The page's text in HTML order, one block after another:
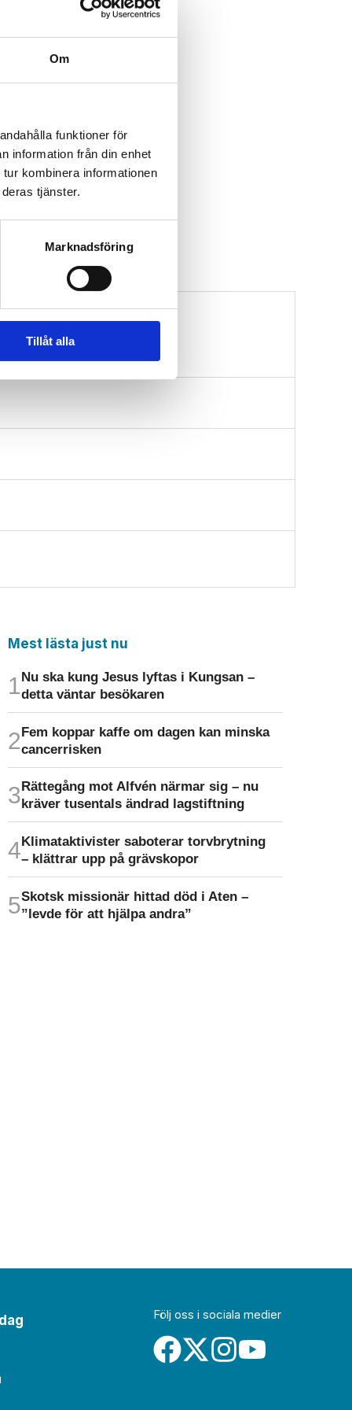
Om
funktioner för
information från din enhet
kombinera informationen
tjänster.
Marknadsföring
Tillåt alla
Mest lästa just nu
Nu ska kung Jesus lyftas i Kungsan –
detta väntar besökaren
Fem koppar kaffe om dagen kan minska
cancer­risken
Rättegång mot Alfvén närmar sig – nu
kräver tusentals ändrad lagstiftning
Klimat­aktivister saboterar torv­brytning
– klättrar upp på gräv­skopor
Skotsk missionär hittad död i Aten –
”levde för att hjälpa andra”
Följ oss i sociala medier